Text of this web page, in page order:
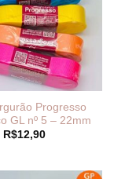
Progresso
GL nº 5 – 22mm
R$12,90